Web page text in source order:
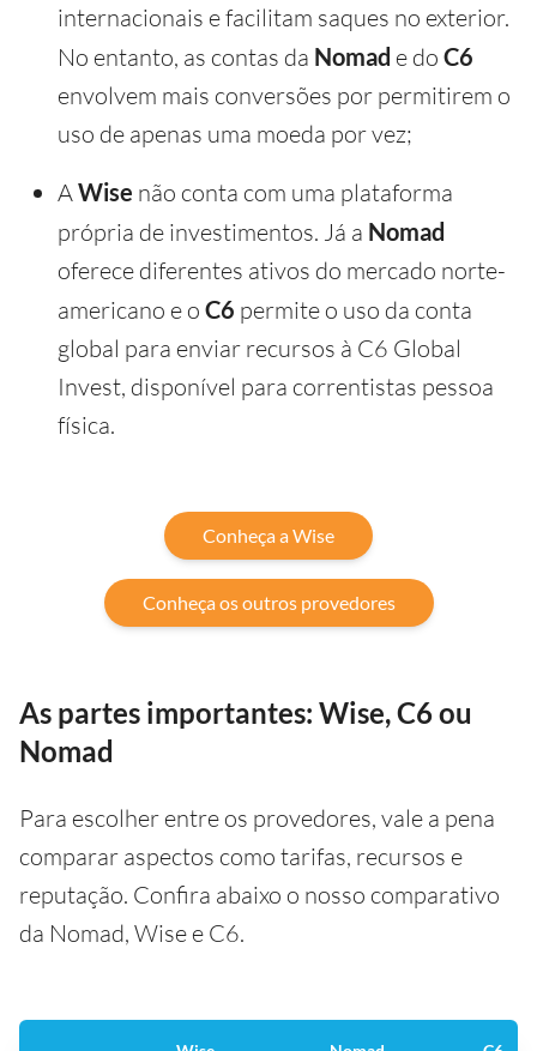
internacionais e facilitam saques no exterior.
No entanto, as contas da Nomad e do C6
envolvem mais conversões por permitirem o
uso de apenas uma moeda por vez;
AWise não conta com uma plataforma
própria de investimentos. Já a Nomad
oferece diferentes ativos do mercado norte-
americano e o C6 permite o uso da conta
global para enviar recursos à C6 Global
Invest, disponível para correntistas pessoa
física.
Conheça a Wise
Conheça os outros provedores
As partes importantes: Wise, C6 ou
Nomad
Para escolher entre os provedores, vale a pena
comparar aspectos como tarifas, recursos e
reputação. Confira abaixo o nosso comparativo
da Nomad, Wise e C6.